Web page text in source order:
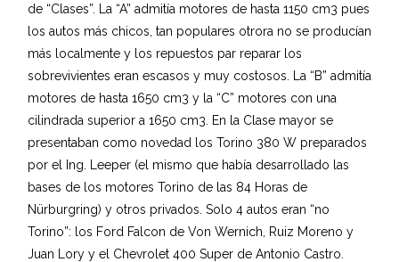
de “Clases”. La “A” admitía motores de hasta 1150 cm3 pues
los autos más chicos, tan populares otrora no se producían
más localmente y los repuestos par reparar los
sobrevivientes eran escasos y muy costosos. La “B” admitía
motores de hasta 1650 cm3 y la “C” motores con una
cilindrada superior a 1650 cm3. En la Clase mayor se
presentaban como novedad los Torino 380 W preparados
por el Ing. Leeper (el mismo que había desarrollado las
bases de los motores Torino de las 84 Horas de
Nürburgring) y otros privados. Solo 4 autos eran “no
Torino”: los Ford Falcon de Von Wernich, Ruiz Moreno y
Juan Lory y el Chevrolet 400 Super de Antonio Castro.